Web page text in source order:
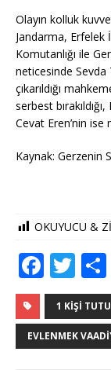
Olayın kolluk
Jandarma, Erfelek
Komutanlığı ile
neticesinde Sevda
çıkarıldığı
serbest
Cevat Eren’nin ise
Kaynak: Gerzenin
OKUYUCU &
F
a
c
e
T
w
it
te
1 KIŞI
EVLENMEK